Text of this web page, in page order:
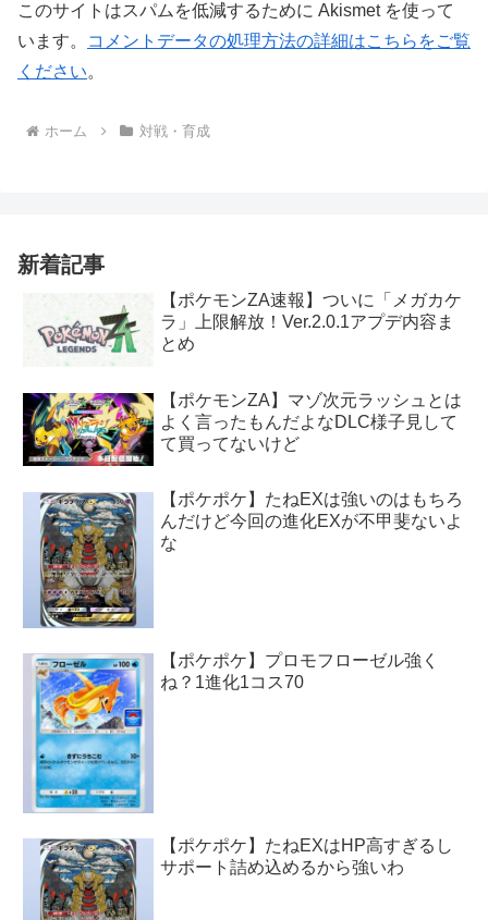
このサイトはスパムを低減するために Akismet を使って
います。
コメントデータの処理方法の詳細はこちらをご覧
ください。
ホーム 対戦・育成
新着記事
【ポケモンZA速報】ついに「メガカケ
ラ」上限解放！Ver.2.0.1アプデ内容ま
とめ
【ポケモンZA】マゾ次元ラッシュとは
よく言ったもんだよなDLC様子見して
て買ってないけど
【ポケポケ】たねEXは強いのはもちろ
んだけど今回の進化EXが不甲斐ないよ
な
【ポケポケ】プロモフローゼル強く
ね？1進化1コス70
【ポケポケ】たねEXはHP高すぎるし
サポート詰め込めるから強いわ